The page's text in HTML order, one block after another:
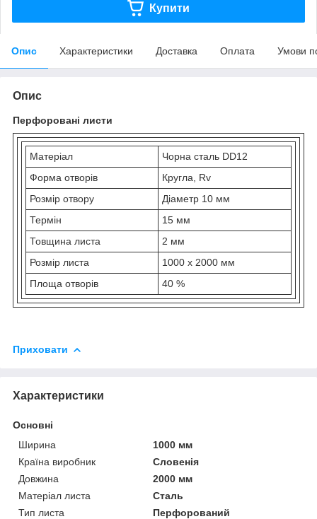
Купити
Опис Характеристики Доставка Оплата Умови
Опис
Перфоровані листи
Матеріал
Чорна сталь DD12
Форма отворів
Кругла, Rv
Розмір отвору
Діаметр 10 мм
Термін
15 мм
Товщина листа
2 мм
Розмір листа
1000 х 2000 мм
Площа отворів
40 %
Приховати
Характеристики
Основні
Ширина
1000 мм
Країна виробник
Словенія
Довжина
2000 мм
Матеріал листа
Сталь
Тип листа
Перфорований